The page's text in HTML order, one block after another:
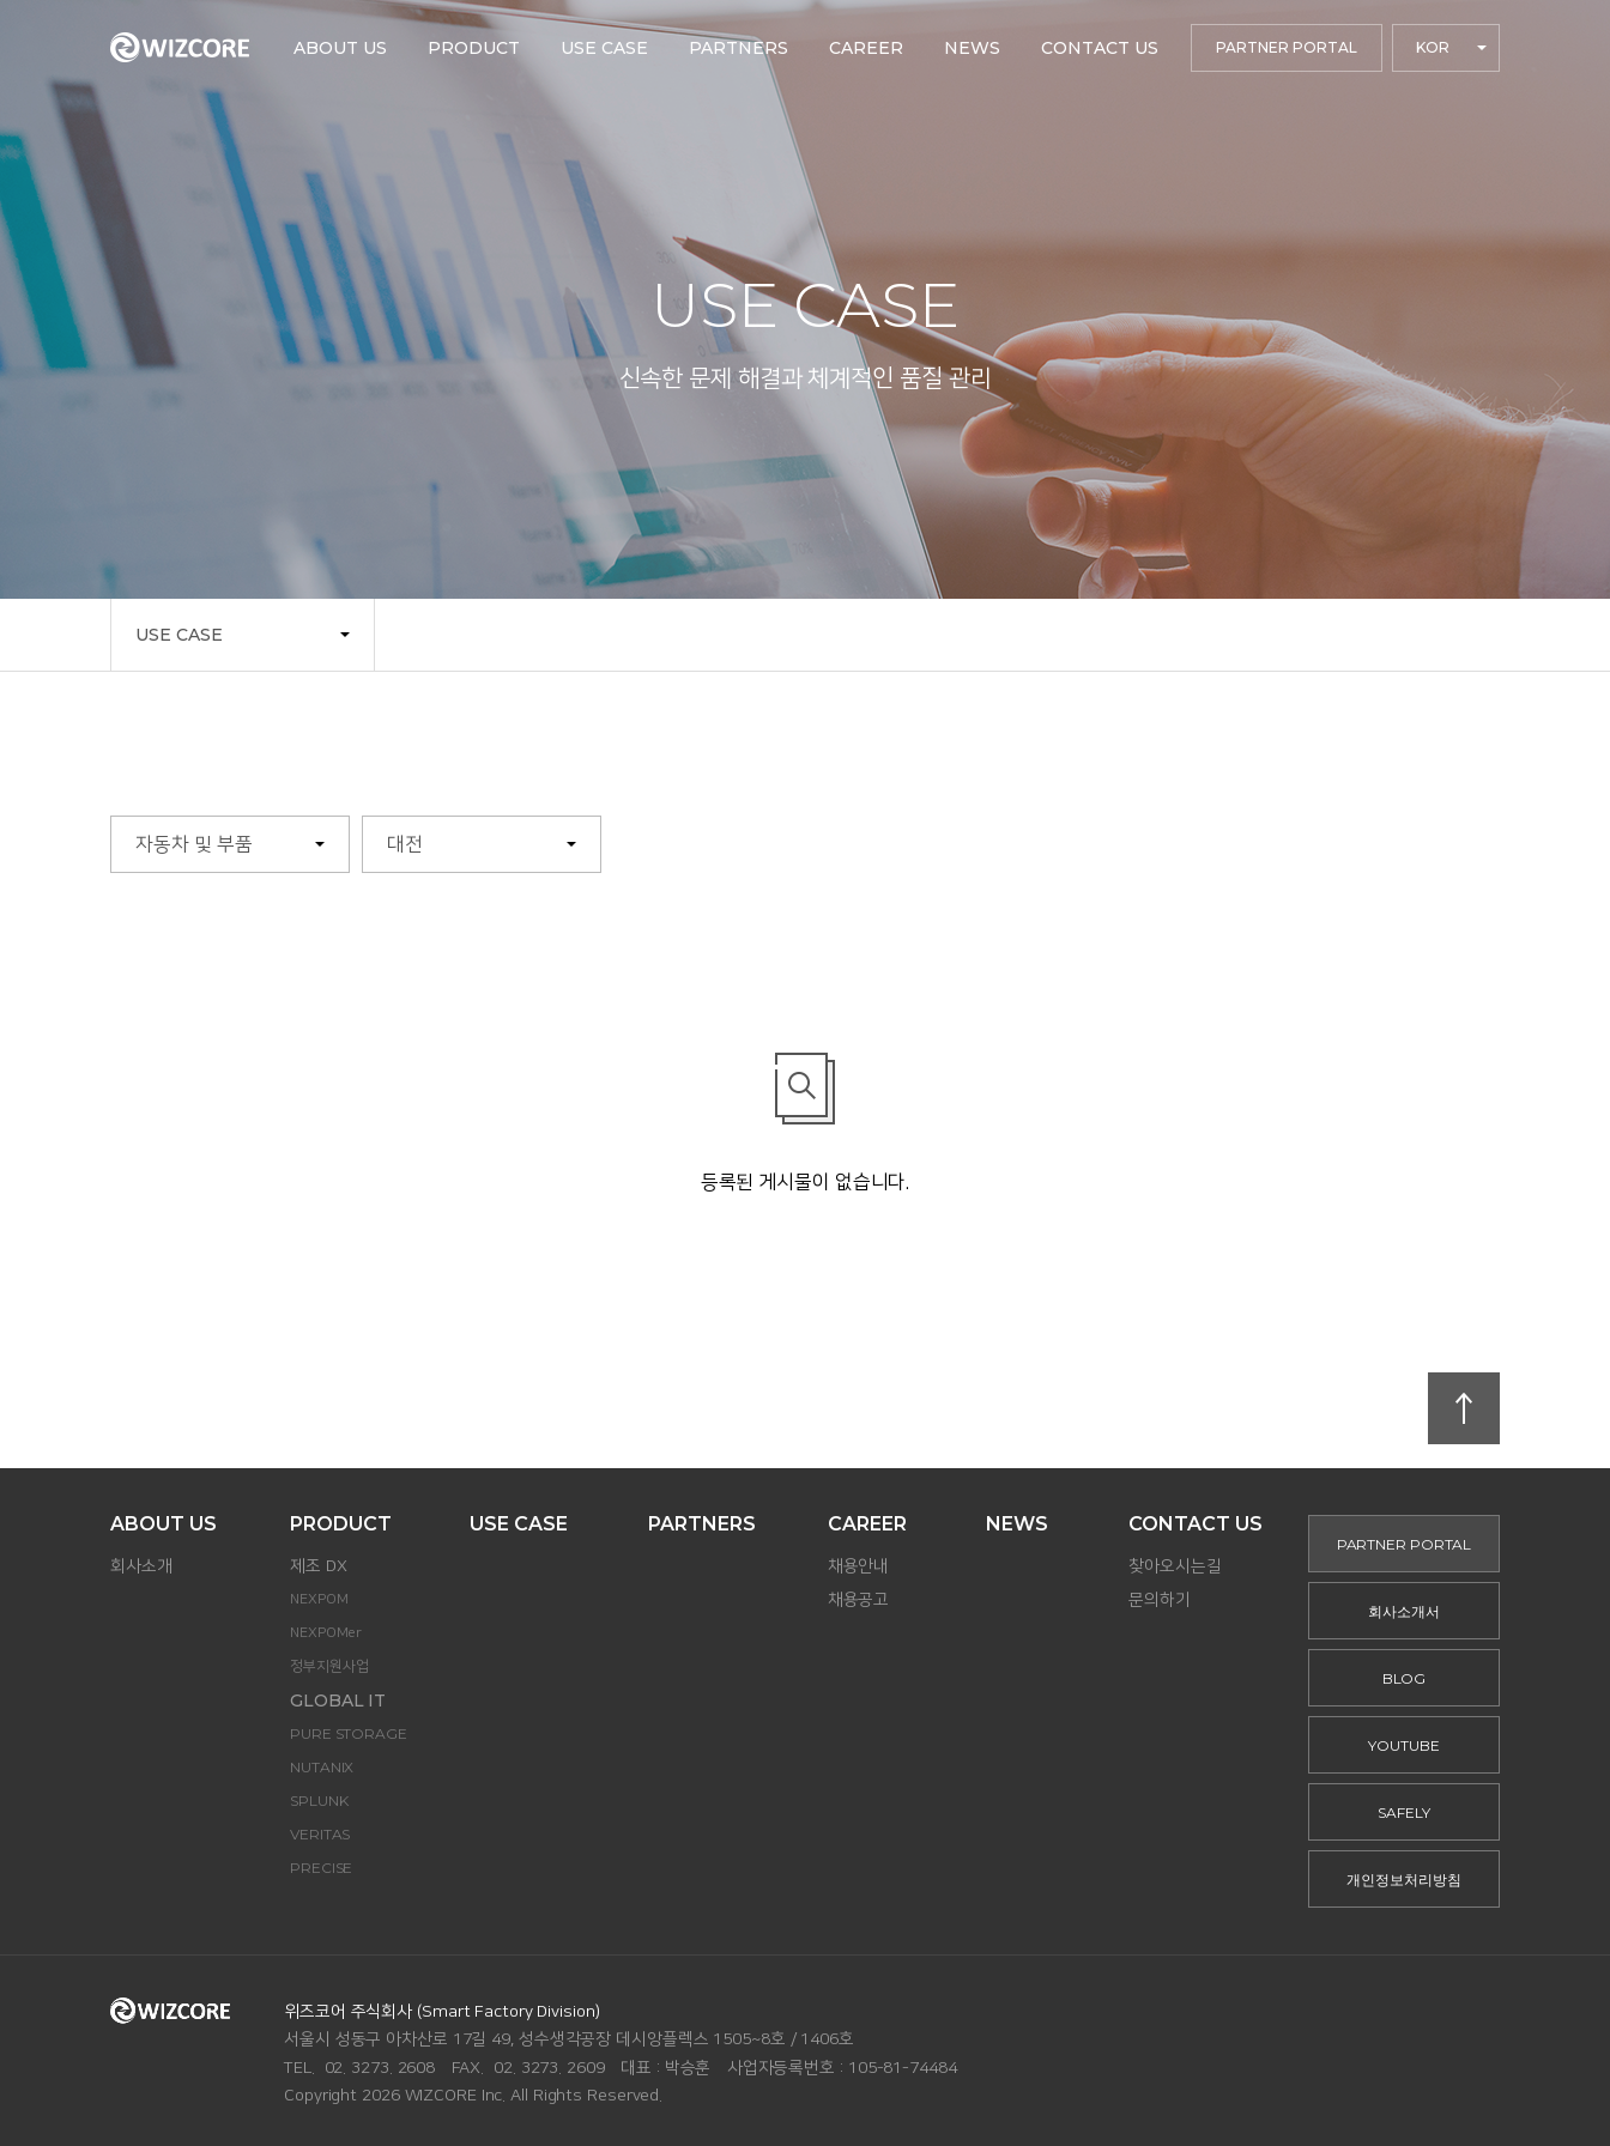
ABOUT US PRODUCT USE CASE PARTNERS CAREER NEWS CONTACT US PARTNER PORTAL KOR
USE CASE
신속한 문제 해결과 체계적인 품질 관리
USE CASE
자동차 및 부품 대전
등록된 게시물이 없습니다.
PARTNER PORTAL
회사소개서
BLOG
YOUTUBE
SAFELY
개인정보처리방침
ABOUT US
회사소개
PRODUCT
제조 DX
NEXPOM
NEXPOMer
정부지원사업
GLOBAL IT
PURE STORAGE
NUTANIX
SPLUNK
VERITAS
PRECISE
USE CASE PARTNERS CAREER
채용안내
채용공고
NEWS CONTACT US
찾아오시는길
문의하기
위즈코어 주식회사 (Smart Factory Division)
ADDRESS.
서울시 성동구 아차산로 17길 49, 성수생각공장 데시앙플렉스 1505~8호 / 1406호
TEL.
02. 3273. 2608 FAX. 02. 3273. 2609 대표 : 박승훈 사업자등록번호 : 105-81-74484
Copyright 2026 WIZCORE Inc. All Rights Reserved.